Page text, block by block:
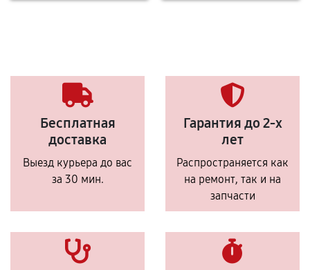
Бесплатная
доставка
Выезд курьера до вас
за 30 мин.
Гарантия до 2-х
лет
Распространяется как
на ремонт, так и на
запчасти